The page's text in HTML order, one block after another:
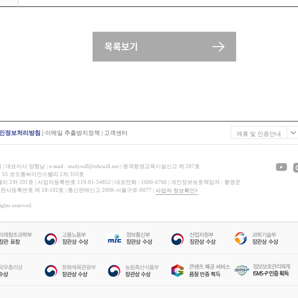
목록보기
정보처리방침 이메일 추출방지정책 고객센터
대표이사 양형남 | e-mail : studywill@eduwill.net | 원격평생교육시설신고 제 207호
코오롱싸이언스밸리 2차 310호
2차 201호 | 사업자등록번호 119-81-54852 | 대표전화 : 1600-6760 | 개인정보보호책임자 : 황영준
사등록번호 제 18-102호 | 통신판매신고 2008-서울구로-0077 | 사업자 정보확인
reserved.
제휴 및 인증안내